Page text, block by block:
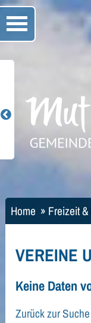
Home » Freizeit
VEREINE
Keine Daten
Zurück zur Suche